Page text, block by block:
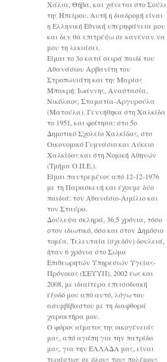
Χάλια, Θήβα, και χάνεται στο Σούλι
της Ηπείρου. Αυτή η διαδρομή είναι
η Ελληνική Εθνική υπερηφάνεια μου
και δεν θα επιτρέψω σε κανέναν να
μου τη λεκιάσει.
Είμαι το 3ο κατά σειρά παιδί του
Αθανάσιου Αρβανίτη του
Στροπωνιάτη και της Μαρίας
Μπακρή: Ιωάννης, Αναστασία,
Νικόλαος, Σταματία-Αργυρούλα
(Ματούλα). Γεννήθηκα στη Χαλκίδα
το 1951, και φοίτησα: στο 5ο
Δημοτικό Σχολείο Χαλκίδας, στο
Οικονομικό Γυμνάσιο και Λύκειο
Χαλκίδας και στη Νομική Αθηνών
(Τμήμα Ο.Π.Ε.).
Είμαι παντρεμένος από 12-12-1976
με τη Παρασκευή και έχουμε δύο
παιδιά: τον Αθανάσιο-Αιμίλιο και
τον Σταύρο.
Δούλεψα σκληρά, 36,5 χρόνια, τόσο
στον ιδιωτικό, όσο και στον Δημόσιο
τομέα. Τελευταία (σχεδόν) δουλειά,
ήταν 6 χρόνια στο Σώμα
Επιθεωρητών Υπηρεσιών Υγείας-
Πρόνοιας (ΣΕΥΥΠ), 2002 έως και
2008, με ιδιαίτερα επεισοδιακή
έξοδό μου από αυτό, λόγω του
ασυμβίβαστου με τη διαφθορά
χαρακτήρα μου.
Ο φόρος αίματος της οικογένειάς
μας, από αγάπη για την πατρίδα
μας, για την ΕΛΛΑΔΑ μας, είναι
τεράστιος σε όλους τους πολέμους